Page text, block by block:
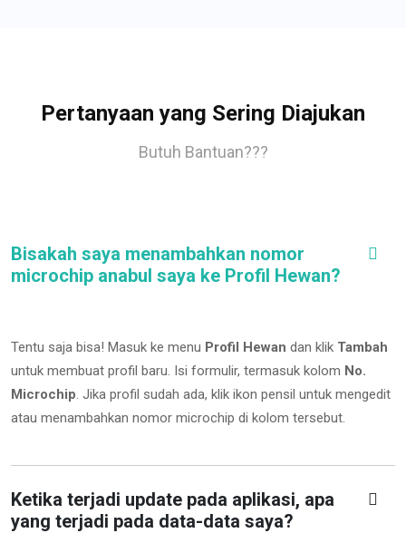
Pertanyaan yang Sering Diajukan
Butuh Bantuan???
Bisakah saya menambahkan nomor
microchip anabul saya ke Profil Hewan?
Tentu saja bisa! Masuk ke menu Profil Hewan dan klik Tambah
untuk membuat profil baru. Isi formulir, termasuk kolom No.
Microchip. Jika profil sudah ada, klik ikon pensil untuk mengedit
atau menambahkan nomor microchip di kolom tersebut.
Ketika terjadi update pada aplikasi, apa
yang terjadi pada data-data saya?